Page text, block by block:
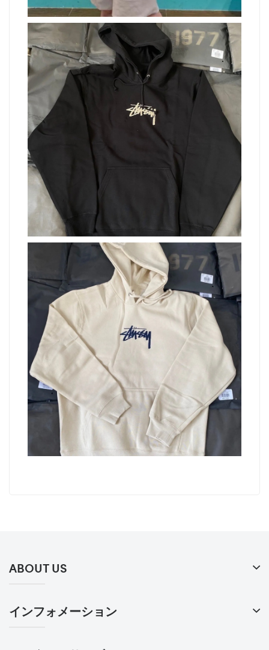
ABOUT US
インフォメーション